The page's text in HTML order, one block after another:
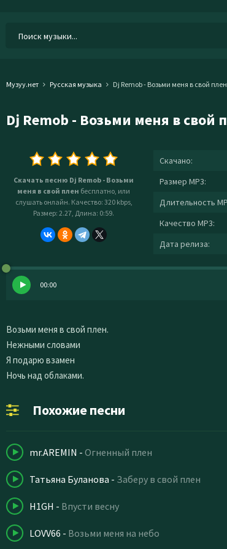
Музуу.нет Русская музыка Dj Remob - Возьми меня в свой плен
Dj Remob - Возьми меня в свой
Скачать песню Dj Remob - Возьми
меня в свой плен бесплатно, или
слушать онлайн. Качество: 320 kbps,
Размер: 2.27, Длина: 0:59.
Скачано:
Размер MP3:
Длительность
Качество MP3:
Дата релиза:
00:00
Возьми меня в свой плен.
Нежными словами
Я подарю взамен
Ночь над облаками.
Похожие песни
mr.AREMIN - Огненный плен
Татьяна Буланова - Заберу в свой плен
H1GH - Впусти весну
LOVV66 - Возьми меня на небо